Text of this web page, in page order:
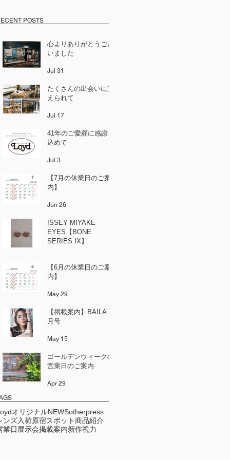
POSTS
心よりありがとうござ
いました
Jul 31
たくさんの出会いに支
えられて
Jul 17
41年のご愛顧に感謝を
込めて
Jul 3
【7月の休業日のご案
内】
Jun 26
ISSEY MIYAKE
EYES【BONE
SERIES IX】
【6月の休業日のご案
内】
May 29
【掲載案内】BAILA 6
月号
May 15
ゴールデンウィークの
営業日のご案内
Apr 29
オリジナルNEWSotherpress
ンズ入荷原宿スポット商品紹介
業日 展示会掲載案内新作視力